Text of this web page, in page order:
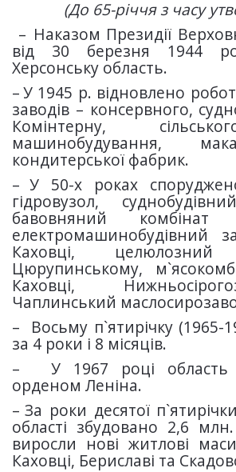
(До 65-річчя з часу
– Наказом Президії
від 30 березня 1944
Херсонську область.
–У 1945 р. відновлено
заводів – консервного,
Комінтерну,
машинобудування,
кондитерської фабрик.
– У 50-х роках
гідровузол,
бавовняний
електромашинобудівний
Каховці,
Цюрупинському,
Каховці,
Чаплинський
–
Восьму п`ятирічку (1965-
за 4 роки і 8 місяців.
–
У 1967 році область
орденом Леніна.
– За роки десятої
області збудовано 2,6
виросли нові житлові
Каховці, Бериславі та